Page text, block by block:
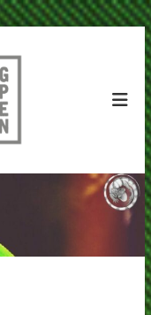
g